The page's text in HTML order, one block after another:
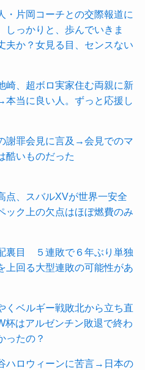
・片岡コーチとの交際報道に
しっかりと、歩んでいきま
か？女見る目、センスない
崎、超ボロ実家住む両親に新
当に良い人。ずっと応援し
謝罪会見に言及→会見でのマ
酷いものだった
点、スバルXVが世界一安全
ック上の欠点はほぼ燃費のみ
裏目 ５連敗で６年ぶり単独
回る大型連敗の可能性があ
くベルギー戦敗北から立ち直
杯はアルゼンチン敗退で終わ
ったの？
ロウィーンに苦言→日本の